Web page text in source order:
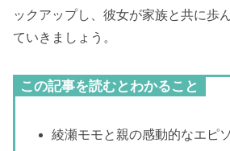
ックアップし、彼女が家族と共に歩
ていきましょう。
この記事を読むとわかること
綾瀬モモと親の感動的なエピ